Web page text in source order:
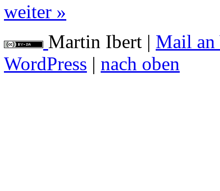
weiter »
Martin Ibert | Mail an
WordPress | nach oben